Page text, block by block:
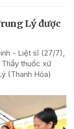
Lý được
- Liệt sĩ (27/7),
Thầy thuốc xứ
(Thanh Hóa)